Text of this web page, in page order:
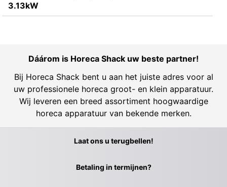
3.13kW
Dáárom is Horeca Shack uw beste partner!
Bij Horeca Shack bent u aan het juiste adres voor al
uw professionele horeca groot- en klein apparatuur.
Wij leveren een breed assortiment hoogwaardige
horeca apparatuur van bekende merken.
Laat ons u terugbellen!
Betaling in termijnen?